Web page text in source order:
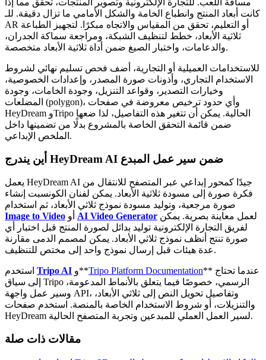
مسافة اللعب. للتجارة الإلكترونية وتصوير المنتجات، تحقق مما إذا
كانت أبعاد المنتج وانطباع الخامة والشكل الأمامي ما تزال دقيقة. للـ
AR أو التعليم، تحقق من المقياس والاتجاه مبكرًا. لتجهيز الطباعة
ثلاثية الأبعاد، خطط لتنظيف الشبكة، ومراجعة سماكة الجدران،
والدعامات، واختبار الصيغ ضمن أداة ثلاثية الأبعاد متخصصة.
للاستخدامات العميلية أو التجارية، أضف فحص تسليم نهائي لشروط
الاستخدام التجاري، وأذونات صورة المصدر، وإعدادات الخصوصية،
وخيارات التصدير، وقواعد التنزيل، وجودة الخامات، وجودة
المضلعات (polygon)، وأي حدود ترخيص معروضة في صفحات
HeyDream وTripo الحالية. يمكن أن تتغير هذه التفاصيل، لذا ضعها
ضمن قائمة التحقق الخاصة بالمشروع بدلًا من تضمينها داخل
الملخص الإبداعي.
أين يندرج HeyDream AI ضمن سير عمل المبدع
يعمل HeyDream AI جيدًا كمحور إبداعي عبر المتصفح للانتقال من
فكرة صورة إلى مسودة ثلاثية الأبعاد. يمكن لفنان الكونسبت إنشاء
صورة مرجعية، وتوليد مسودة نموذج ثلاثي الأبعاد، ثم استخدام
Image to Video
AI Video Generator
لفريق التجارة الإلكترونية توليد بدائل لصورة المنتج قبل اختبار أي
صورة تنتج أنظف نموذج ثلاثي الأبعاد. يمكن لمصمم الدمى مقارنة
عدة هيئات قبل إرسال نموذج واحد إلى مختص للتنظيف.
Tripo AI و**Tripo Platform Documentation** عندما تحتاج
إلى سياق Tripo الرسمي، خصوصًا فيما يتعلق بالأنماط المدعومة،
وسير عمل واجهة API، وتفاصيل تحويل النص إلى ثلاثي الأبعاد،
والتنزيلات، أو شروط الاستخدام الخاصة بالمنصة. استخدم صفحات
HeyDream لسير العمل العملي للمبدعين وتجربة المتصفح الحالية.
مقالات ذات صلة